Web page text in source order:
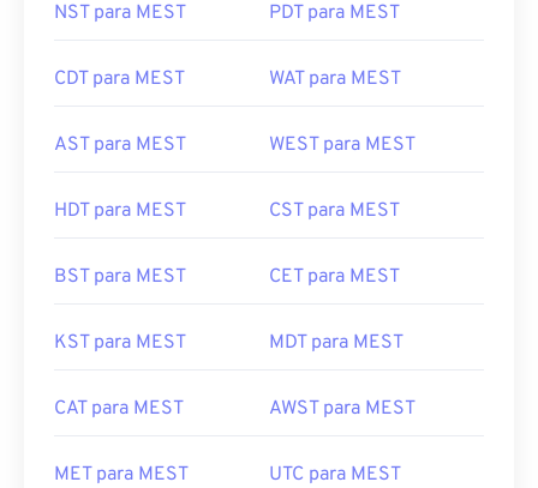
NST para MEST PDT para MEST
CDT para MEST WAT para MEST
AST para MEST WEST para MEST
HDT para MEST CST para MEST
BST para MEST CET para MEST
KST para MEST MDT para MEST
CAT para MEST AWST para MEST
MET para MEST UTC para MEST